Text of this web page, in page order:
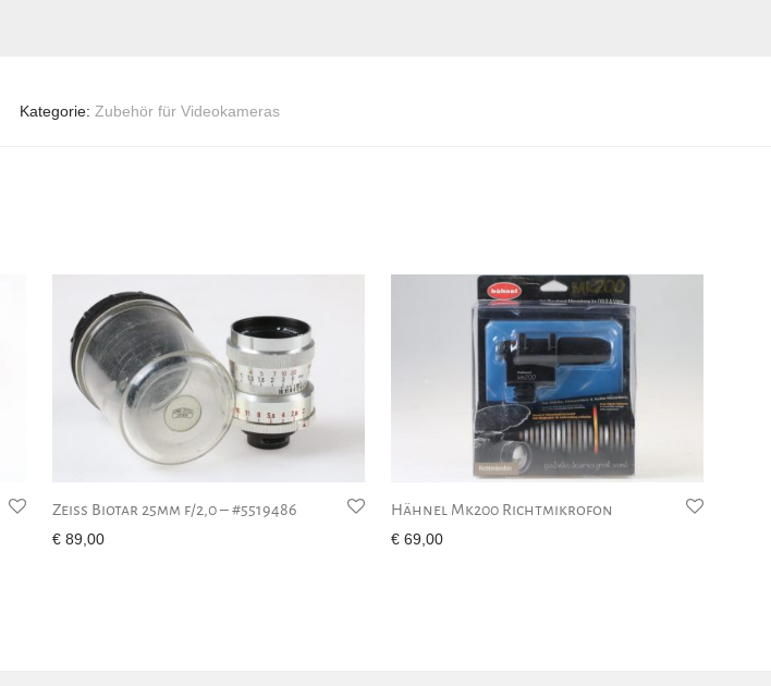
Kategorie: Zubehör für Videokameras
Zeiss Biotar 25mm f/2,0 – #5519486
€ 89,00
Hähnel Mk200 Richtmikrofon
€ 69,00